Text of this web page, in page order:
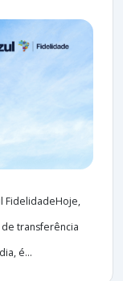
FidelidadeHoje,
transferência
é...